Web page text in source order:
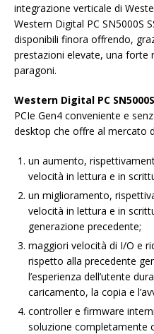
integrazione verticale di
Western Digital PC SN5000S
disponibili finora offrendo,
prestazioni elevate, una forte
paragoni.
Western Digital PC
PCIe Gen4 conveniente e
desktop che offre al mercato
un aumento,
velocità in lettura e in
un miglioramento,
velocità in lettura e in
generazione precedente;
maggiori velocità di I/O e
rispetto alla precedente
l’esperienza dell’utente
caricamento, la copia e
controller e firmware
soluzione completamente